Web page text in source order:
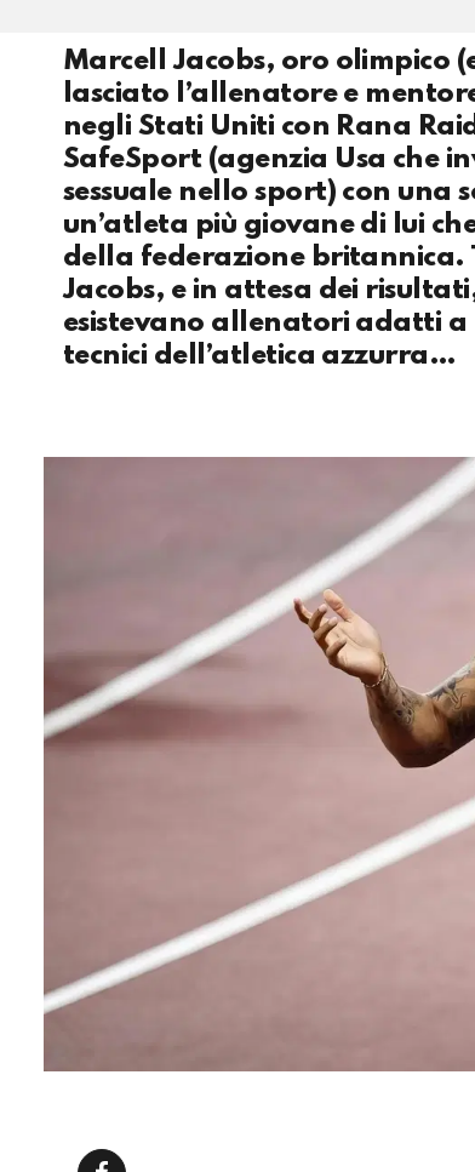
Marcell Jacobs, oro olimpico
lasciato l’allenatore e
negli Stati Uniti con Rana
SafeSport (agenzia Usa che
sessuale nello sport) con una
un’atleta più giovane di lui
della federazione britannica.
Jacobs, e in attesa dei
esistevano allenatori adatti a
tecnici dell’atletica azzurra…